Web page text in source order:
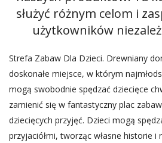
służyć różnym celom i
użytkowników
Strefa Zabaw Dla Dzieci. Drewniany
doskonałe miejsce, w którym
mogą swobodnie spędzać dziecięce
zamienić się w fantastyczny plac
dziecięcych przyjęć. Dzieci mogą
przyjaciółmi, tworząc własne historie i